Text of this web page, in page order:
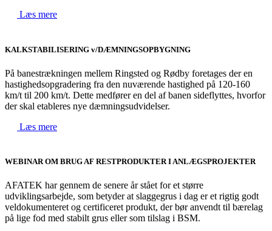
Læs mere
KALKSTABILISERING v/DÆMNINGSOPBYGNING
På banestrækningen mellem Ringsted og Rødby foretages der en
hastighedsopgradering fra den nuværende hastighed på 120-160
km/t til 200 km/t. Dette medfører en del af banen sideflyttes, hvorfor
der skal etableres nye dæmningsudvidelser.
Læs mere
WEBINAR OM BRUG AF RESTPRODUKTER I ANLÆGSPROJEKTER
AFATEK har gennem de senere år stået for et større
udviklingsarbejde, som betyder at slaggegrus i dag er et rigtig godt
veldokumenteret og certificeret produkt, der bør anvendt til bærelag
på lige fod med stabilt grus eller som tilslag i BSM.